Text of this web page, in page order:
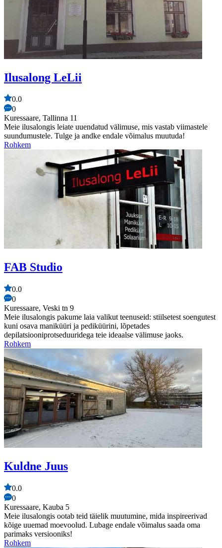
Ilusalong LeLii
0.0
0
Kuressaare, Tallinna 11
Meie ilusalongis leiate uuendatud välimuse, mis vastab viimastele
suundumustele. Tulge ja andke endale võimalus muutuda!
Rohkem
FAB Studio
0.0
0
Kuressaare, Veski tn 9
Meie ilusalongis pakume laia valikut teenuseid: stiilsetest soengutest
kuni osava maniküüri ja pediküürini, lõpetades
depilatsiooniprotseduuridega teie ideaalse välimuse jaoks.
Rohkem
Kuldne Juus
0.0
0
Kuressaare, Kauba 5
Meie ilusalongis ootab teid täielik muutumine, mida inspireerivad
kõige uuemad moevoolud. Lubage endale võimalus saada oma
parimaks versiooniks!
Rohkem